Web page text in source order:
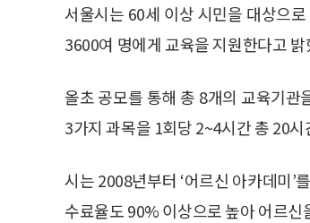
서울시는 60세 이상 시민을 대상으
3600여 명에게 교육을 지원한다고 밝
올초 공모를 통해 총 8개의 교육기
3가지 과목을 1회당 2~4시간 총 20
시는 2008년부터 ‘어르신 아카데미’
수료율도 90% 이상으로 높아 어르